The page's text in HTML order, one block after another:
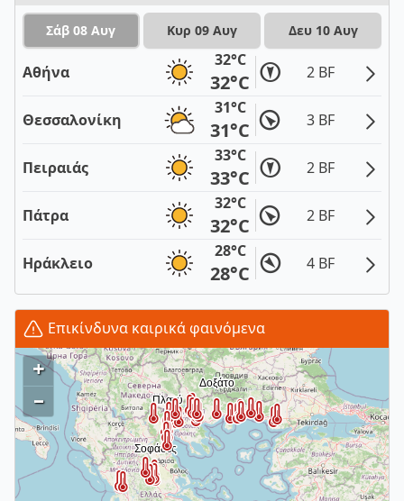
Σάβ 08 Αυγ Κυρ 09 Αυγ Δευ 10 Αυγ
Αθήνα
32°C
32°C 2 BF
Θεσσαλονίκη
31°C
31°C 3 BF
Πειραιάς
33°C
33°C 2 BF
Πάτρα
32°C
32°C 2 BF
Ηράκλειο
28°C
28°C 4 BF
Επικίνδυνα καιρικά φαινόμενα
+
–